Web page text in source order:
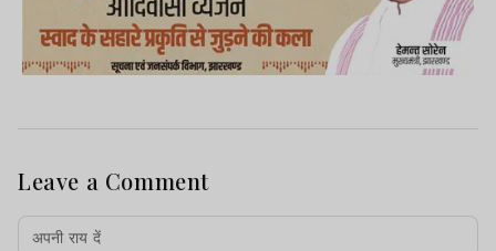
Leave a Comment